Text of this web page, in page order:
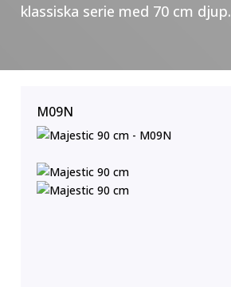
klassiska serie med 70 cm djup.
M09N